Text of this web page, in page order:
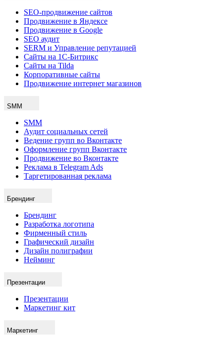
SEO-продвижение сайтов
Продвижение в Яндексе
Продвижение в Google
SEO аудит
SERM и Управление репутацией
Сайты на 1С-Битрикс
Сайты на Tilda
Корпоративные сайты
Продвижение интернет магазинов
SMM
SMM
Аудит социальных сетей
Ведение групп во Вконтакте
Оформление групп Вконтакте
Продвижение во Вконтакте
Реклама в Telegram Ads
Таргетированная реклама
Брендинг
Брендинг
Разработка логотипа
Фирменный стиль
Графический дизайн
Дизайн полиграфии
Нейминг
Презентации
Презентации
Маркетинг кит
Маркетинг